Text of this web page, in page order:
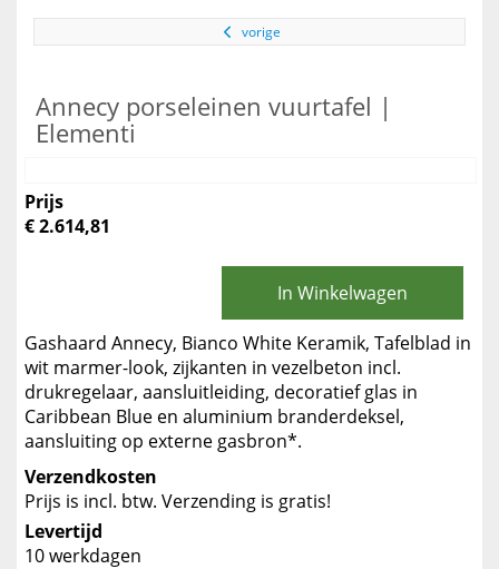
vorige
Annecy porseleinen vuurtafel |
Elementi
Prijs
€ 2.614,81
In Winkelwagen
Gashaard Annecy, Bianco White Keramik, Tafelblad in
wit marmer-look, zijkanten in vezelbeton incl.
drukregelaar, aansluitleiding, decoratief glas in
Caribbean Blue en aluminium branderdeksel,
aansluiting op externe gasbron*.
Verzendkosten
Prijs is incl. btw. Verzending is gratis!
Levertijd
10 werkdagen